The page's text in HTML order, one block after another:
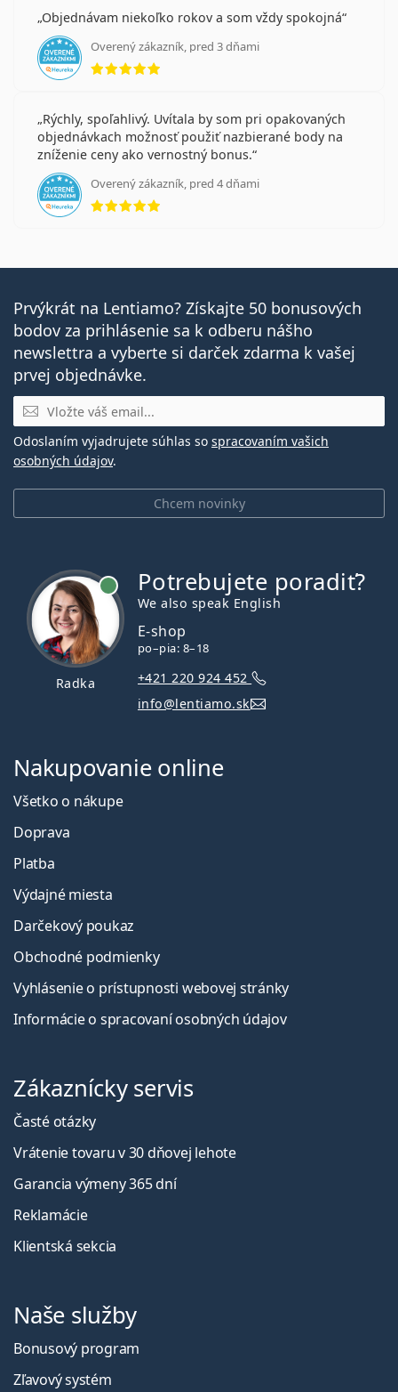
Objednávam niekoľko rokov a som vždy spokojná
Overený zákazník, pred 3 dňami
hodnotenie 5 z 5
Rýchly, spoľahlivý. Uvítala by som pri opakovaných
objednávkach možnosť použiť nazbierané body na
zníženie ceny ako vernostný bonus.
Overený zákazník, pred 4 dňami
hodnotenie 5 z 5
Prvýkrát na Lentiamo? Získajte 50 bonusových
bodov za prihlásenie sa k odberu nášho
newslettra a vyberte si darček zdarma k vašej
prvej objednávke.
E-mail
Chcem novinky
Odoslaním vyjadrujete súhlas so spracovaním vašich
osobných údajov.
Radka
Potrebujete poradiť?
We also speak English
E-shop
po–pia: 8–18
+421 220 924 452
info@lentiamo.sk
Nakupovanie online
Všetko o nákupe
Doprava
Platba
Výdajné miesta
Darčekový poukaz
Obchodné podmienky
Vyhlásenie o prístupnosti webovej stránky
Informácie o spracovaní osobných údajov
Zákaznícky servis
Časté otázky
Vrátenie tovaru v 30 dňovej lehote
Garancia výmeny 365 dní
Reklamácie
Klientská sekcia
Naše služby
Bonusový program
Zľavový systém